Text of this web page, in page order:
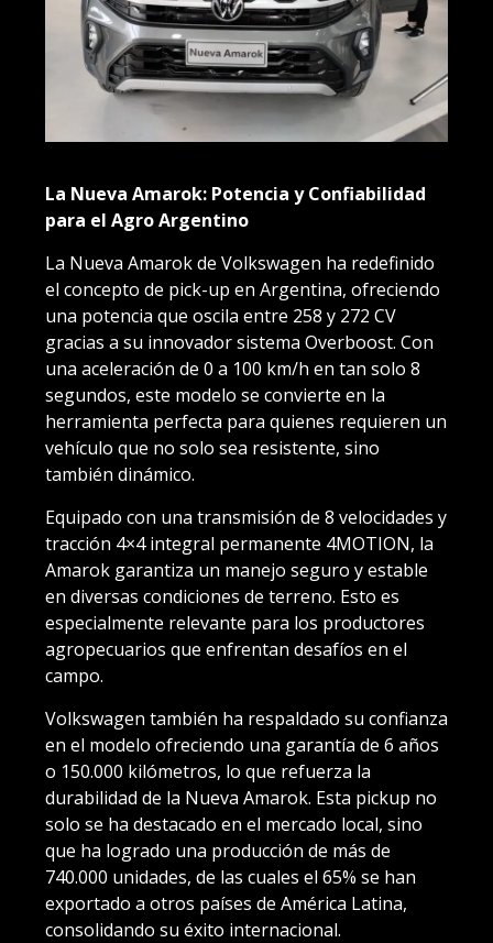
La Nueva Amarok: Potencia y Confiabilidad
para el Agro Argentino
La Nueva Amarok de Volkswagen ha redefinido
el concepto de pick-up en Argentina, ofreciendo
una potencia que oscila entre 258 y 272 CV
gracias a su innovador sistema Overboost. Con
una aceleración de 0 a 100 km/h en tan solo 8
segundos, este modelo se convierte en la
herramienta perfecta para quienes requieren un
vehículo que no solo sea resistente, sino
también dinámico.
Equipado con una transmisión de 8 velocidades y
tracción 4×4 integral permanente 4MOTION, la
Amarok garantiza un manejo seguro y estable
en diversas condiciones de terreno. Esto es
especialmente relevante para los productores
agropecuarios que enfrentan desafíos en el
campo.
Volkswagen también ha respaldado su confianza
en el modelo ofreciendo una garantía de 6 años
o 150.000 kilómetros, lo que refuerza la
durabilidad de la Nueva Amarok. Esta pickup no
solo se ha destacado en el mercado local, sino
que ha logrado una producción de más de
740.000 unidades, de las cuales el 65% se han
exportado a otros países de América Latina,
consolidando su éxito internacional.